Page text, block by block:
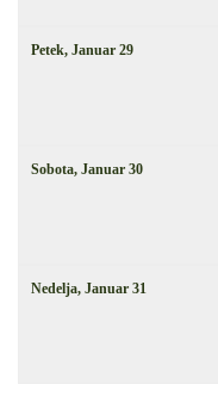
Petek, Januar 29
Sobota, Januar 30
Nedelja, Januar 31